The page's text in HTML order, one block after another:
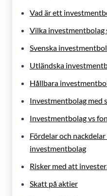
Vad är ett
Vilka investmentbolag
Svenska
Utländska
Hållbara
Investmentbolag med
Investmentbolag vs
Fördelar och
investmentbolag
Risker med att
Skatt på aktier